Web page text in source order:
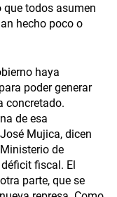
que todos asumen
hecho poco o
haya
poder generar
concretado.
de esa
Mujica, dicen
de
fiscal. El
parte, que se